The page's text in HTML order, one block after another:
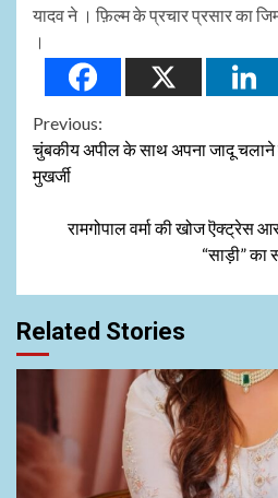
यादव ने । फ़िल्म के प्रचार प्रसार का
।
Continue
Reading
Previous:
चुंबकीय अपील के साथ अपना जादू चलाने
मुखर्जी
रामगोपाल वर्मा की खोज ऎक्ट्रेस
“साड़ी”
Related Stories